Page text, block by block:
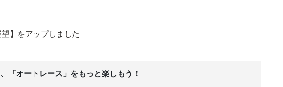
】をアップしました
「オートレース」をもっと楽しもう！